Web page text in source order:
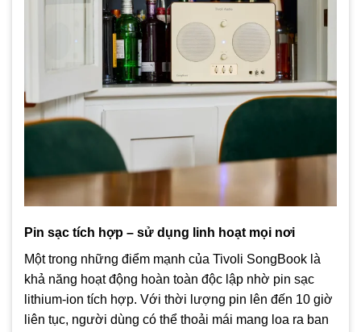
Pin sạc tích hợp – sử dụng linh hoạt mọi nơi
Một trong những điểm mạnh của Tivoli SongBook là
khả năng hoạt động hoàn toàn độc lập nhờ pin sạc
lithium-ion tích hợp. Với thời lượng pin lên đến 10 giờ
liên tục, người dùng có thể thoải mái mang loa ra ban